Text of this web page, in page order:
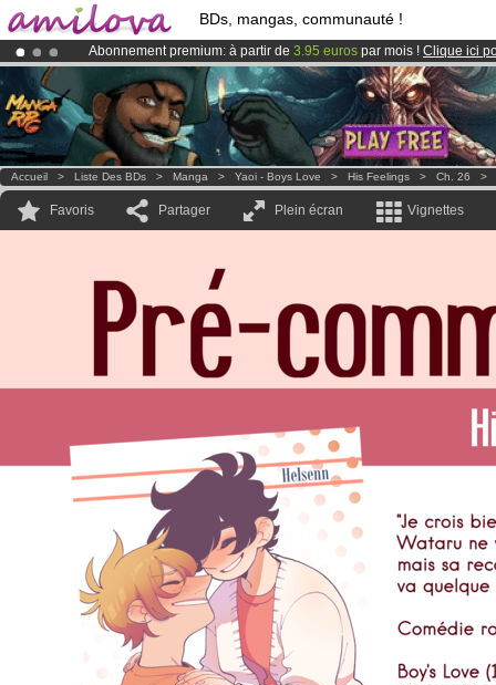
BDs, mangas, communauté !
Abonnement premium: à partir de 3.95 euros par mois ! Clique ici
LeKickstarter Amilova est désormais lancé!.
Déjà 100000membreset 1000BDs & Mangas!
Accueil > Liste Des BDs > Manga > Yaoi - Boys Love > His Feelings > Ch. 26 >
Favoris Partager Plein écran Vignettes